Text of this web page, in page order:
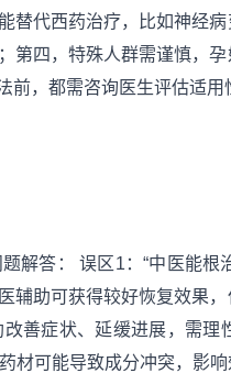
替代西药治疗，比如神经
四，特殊人群需谨慎，孕
，都需咨询医生评估适用
解答： 误区1：“中医能
辅助可获得较好恢复效果
善症状、延缓进展，需理
材可能导致成分冲突，影